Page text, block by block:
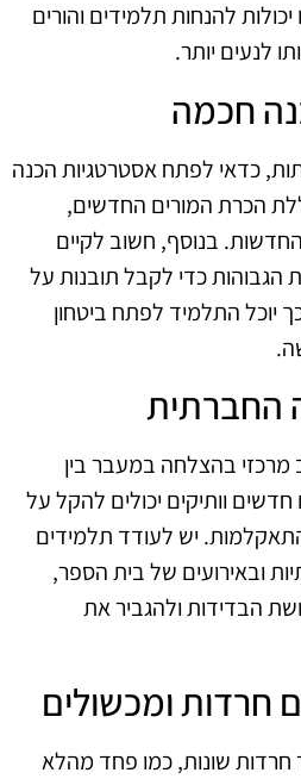
להנחות תלמידים והורים
לנעים יותר.
חכמה
כדאי לפתח אסטרטגיות הכנה
הכרת המורים החדשים,
בנוסף, חשוב לקיים
הגבוהות כדי לקבל תובנות על
התלמיד לפתח ביטחון
החברתית
מרכזי בהצלחה במעבר בין
וותיקים יכולים להקל על
יש לעודד תלמידים
ובאירועים של בית הספר,
הבדידות ולהגביר את
חרדות ומכשולים
חרדות שונות, כמו פחד מהלא